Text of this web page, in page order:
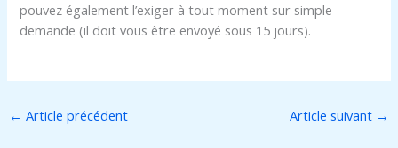
pouvez également l’exiger à tout moment sur simple
demande (il doit vous être envoyé sous 15 jours).
← Article précédent Article suivant →